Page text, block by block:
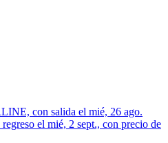
con salida el mié, 26 ago.
el mié, 2 sept., con precio de